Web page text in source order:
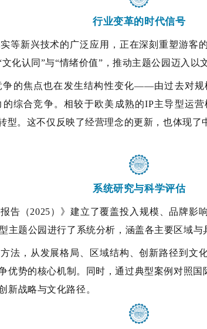
行业变革的时代信号
等新兴技术的广泛应用，正在深刻重塑游客
化认同”与“情绪价值”，推动主题公园迈入以
的焦点也在发生结构性变化——由过去对规
综合竞争。相较于欧美成熟的IP主导型运
型。这不仅反映了经营理念的更新，也体现
系统研究与科学评估
告（2025）》建立了覆盖投入规模、品牌影
主题公园进行了系统分析，涵盖各主要区域与
法，从发展格局、区域结构、创新路径到文
优势的核心机制。同时，通过典型案例对照
新战略与文化路径。